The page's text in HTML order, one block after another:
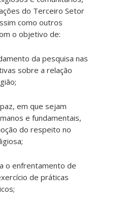
do Terceiro Setor
como outros
o objetivo de:
da pesquisa nas
sobre a relação
em que sejam
e fundamentais,
do respeito no
o enfrentamento de
de práticas